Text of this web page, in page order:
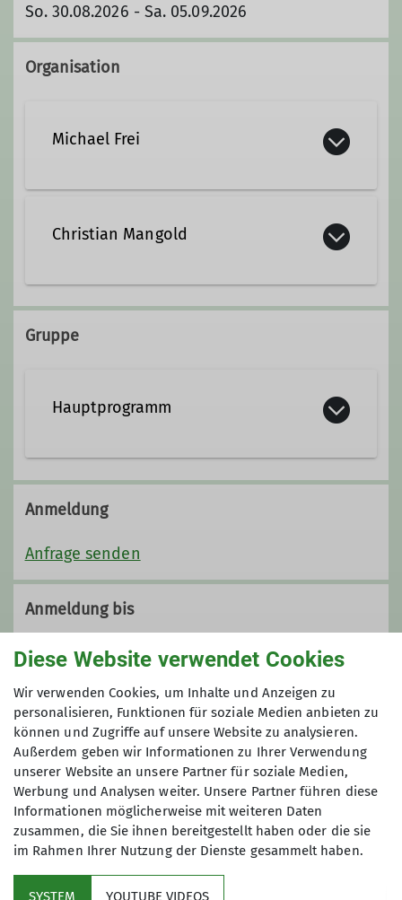
So. 30.08.2026 - Sa. 05.09.2026
Organisation
Michael Frei
Qualifikationen
Christian Mangold
Gruppe
Hauptprogramm
Anmeldung
Anfrage senden
Anmeldung bis
01.02.2026
Maximale Teilnehmeranzahl
5
Diese Website verwendet Cookies
Wir verwenden Cookies, um Inhalte und Anzeigen zu
personalisieren, Funktionen für soziale Medien anbieten zu
können und Zugriffe auf unsere Website zu analysieren.
Außerdem geben wir Informationen zu Ihrer Verwendung
unserer Website an unsere Partner für soziale Medien,
Werbung und Analysen weiter. Unsere Partner führen diese
Informationen möglicherweise mit weiteren Daten
zusammen, die Sie ihnen bereitgestellt haben oder die sie
im Rahmen Ihrer Nutzung der Dienste gesammelt haben.
SYSTEM YOUTUBE VIDEOS